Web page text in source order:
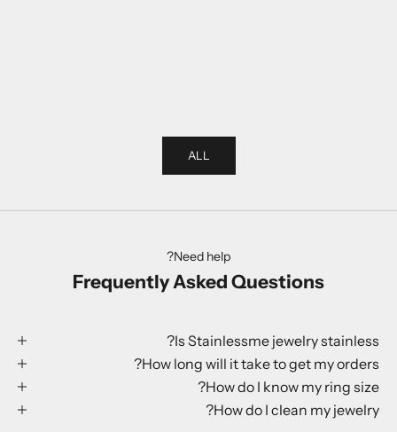
ALL
Need help?
Frequently Asked Questions
Is Stainlessme jewelry stainless?
How long will it take to get my orders?
How do I know my ring size?
How do I clean my jewelry?